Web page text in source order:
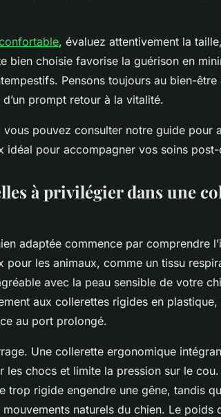
, évaluez attentivement la
bien choisie favorise la guérison en
Pensons toujours au bien-être
prompt retour à la vitalité.
pouvez consulter notre guide pour
idéal pour accompagner vos soins
à privilégier dans une
adaptée commence par comprendre
pour les animaux, comme un tissu
avec la peau sensible de votre
aux collerettes rigides en
au port prolongé.
Une collerette ergonomique
les chocs et limite la pression sur le
trop rigide engendre une gêne, tandis
naturels du chien. Le poids